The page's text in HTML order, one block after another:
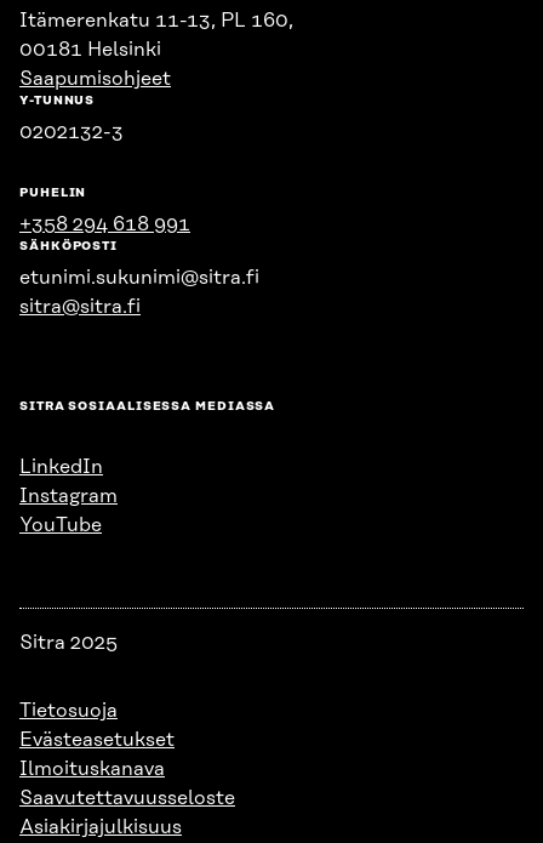
Itämerenkatu 11-13, PL 160,
00181 Helsinki
Saapumisohjeet
Y-TUNNUS
0202132-3
PUHELIN
+358 294 618 991
SÄHKÖPOSTI
etunimi.sukunimi@sitra.fi
sitra@sitra.fi
SITRA SOSIAALISESSA MEDIASSA
LinkedIn
Instagram
YouTube
Sitra 2025
Tietosuoja
Evästeasetukset
Ilmoituskanava
Saavutettavuusseloste
Asiakirjajulkisuus